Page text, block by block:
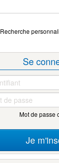
Recherche
Se
Mot de passe
Je